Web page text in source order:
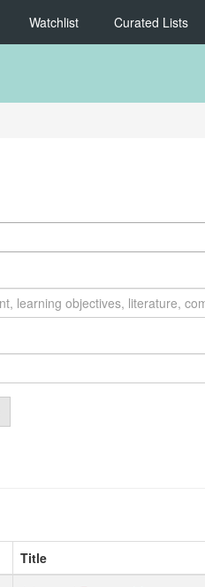
Watchlist Curated Lists
Title